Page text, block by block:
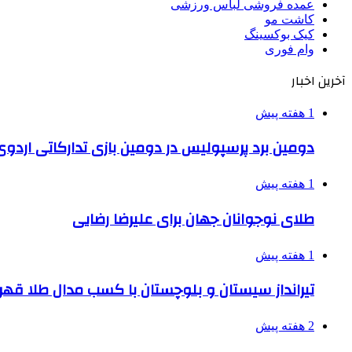
عمده فروشی لباس ورزشی
کاشت مو
کیک بوکسینگ
وام فوری
آخرین اخبار
1 هفته پیش
دومین برد پرسپولیس در دومین بازی تدارکاتی
1 هفته پیش
طلای نوجوانان جهان برای علیرضا رضایی
1 هفته پیش
تیرانداز سیستان و بلوچستان با کسب مدال طلا
2 هفته پیش